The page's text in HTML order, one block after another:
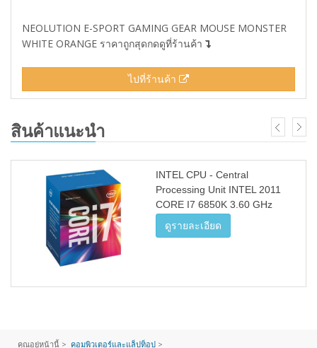
NEOLUTION E-SPORT GAMING GEAR MOUSE MONSTER
WHITE ORANGE ราคาถูกสุดกดดูที่ร้านค้า
ไปที่ร้านค้า
สินค้าแนะนำ
INTEL CPU - Central
Processing Unit INTEL 2011
CORE I7 6850K 3.60 GHz
ดูรายละเอียด
คุณอยู่หน้านี้ > คอมพิวเตอร์และแล็ปท็อป >